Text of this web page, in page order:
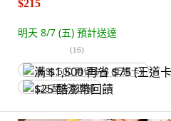
$215
明天 8/7 (五) 預計送達
(16)
满 $1,500 再省 $75 (王道卡)
$25 酷澎幣回饋